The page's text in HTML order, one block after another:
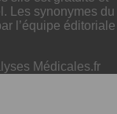
Les synonymes du
l’équipe éditoriale
Médicales.fr